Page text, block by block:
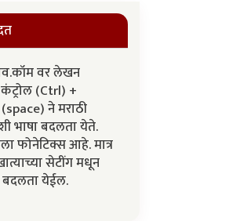
वर लेखन
(Ctrl) +
ने मराठी
भाषा बदलता येते.
फोनेटिक्स आहे. मात्र
सेटींग मधून
बदलता येईल.